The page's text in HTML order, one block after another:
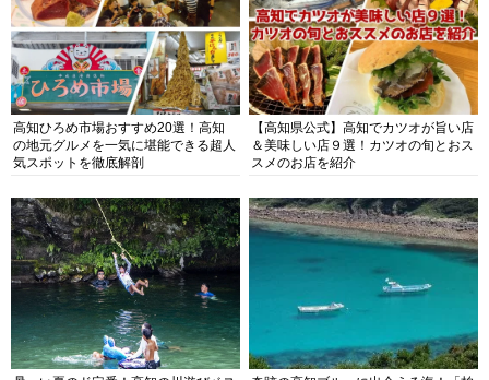
高知ひろめ市場おすすめ20選！高知
の地元グルメを一気に堪能できる超人
気スポットを徹底解剖
【高知県公式】高知でカツオが旨い店
＆美味しい店９選！カツオの旬とおス
スメのお店を紹介